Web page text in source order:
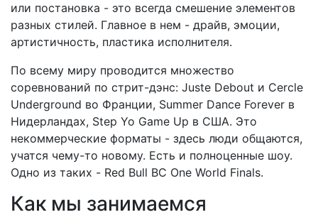
или постановка - это всегда смешение элементов
разных стилей. Главное в нем - драйв, эмоции,
артистичность, пластика исполнителя.
По всему миру проводится множество
соревнований по стрит-дэнс: Juste Debout и Cercle
Underground во Франции, Summer Dance Forever в
Нидерландах, Step Yo Game Up в США. Это
некоммерческие форматы - здесь люди общаются,
учатся чему-то новому. Есть и полноценные шоу.
Одно из таких - Red Bull BC One World Finals.
Как мы занимаемся